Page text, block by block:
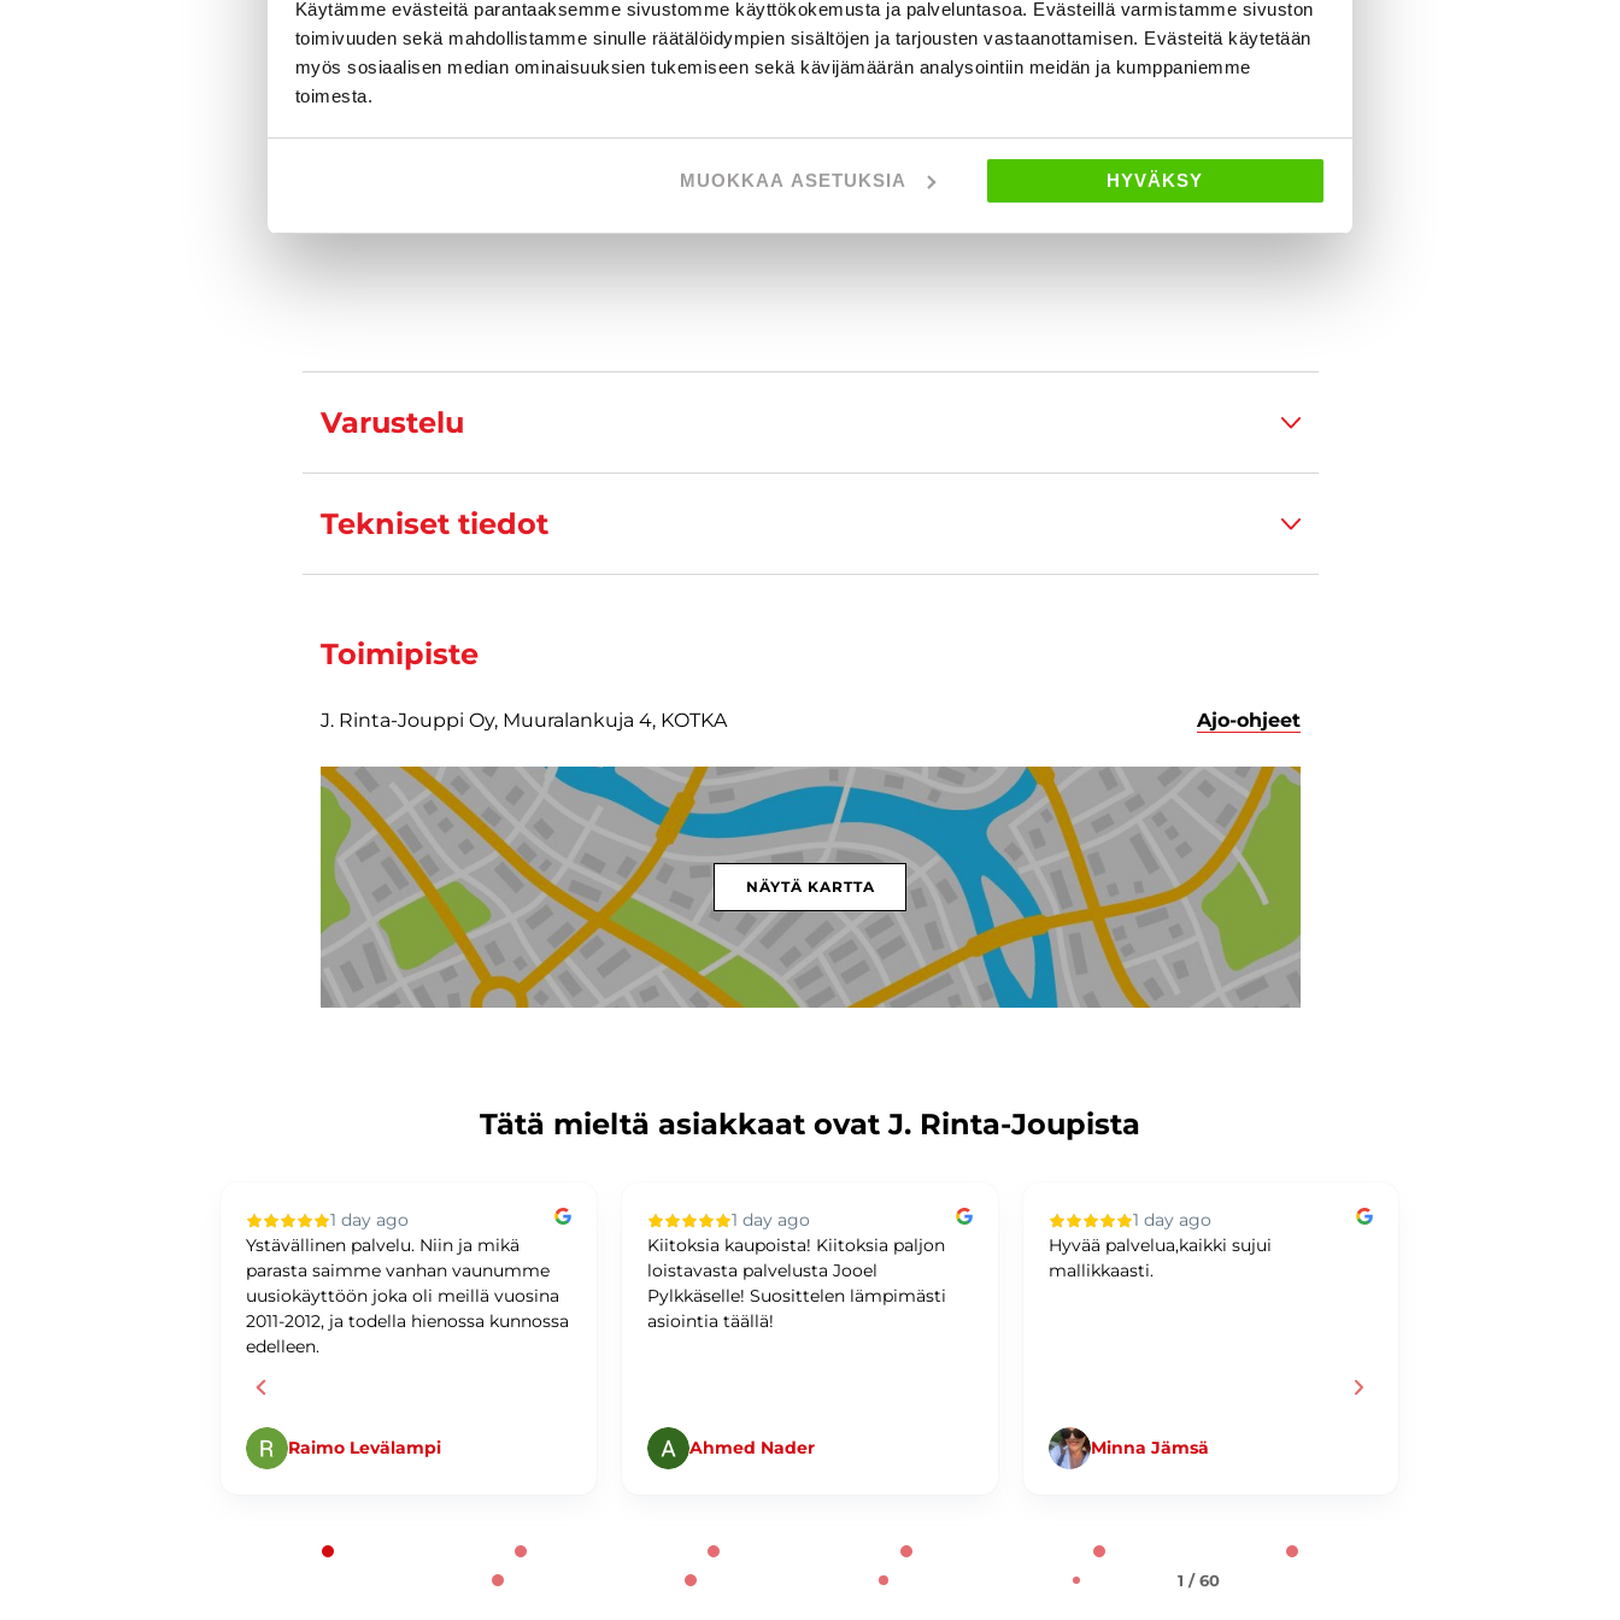
Käytämme evästeitä parantaaksemme sivustomme käyttökokemusta ja palveluntasoa. Evästeillä varmistamme sivuston
toimivuuden sekä mahdollistamme sinulle räätälöidympien sisältöjen ja tarjousten vastaanottamisen. Evästeitä käytetään
myös sosiaalisen median ominaisuuksien tukemiseen sekä kävijämäärän analysointiin meidän ja kumppaniemme
toimesta.
MUOKKAA ASETUKSIA HYVÄKSY
Kysy tarkempia tietoja
Varustelu
Tekniset tiedot
Toimipiste
J. Rinta-Jouppi Oy, Muuralankuja 4, KOTKA Ajo-ohjeet
NÄYTÄ KARTTA
Tätä mieltä asiakkaat ovat J. Rinta-Joupista
1 day ago
Ystävällinen palvelu. Niin ja mikä
parasta saimme vanhan vaunumme
uusiokäyttöön joka oli meillä vuosina
2011-2012, ja todella hienossa kunnossa
edelleen.
Raimo Levälampi
1 day ago
Kiitoksia kaupoista! Kiitoksia paljon
loistavasta palvelusta Jooel
Pylkkäselle! Suosittelen lämpimästi
asiointia täällä!
Ahmed Nader
1 day ago
Hyvää palvelua,kaikki sujui
mallikkaasti.
Minna Jämsä
1 / 60